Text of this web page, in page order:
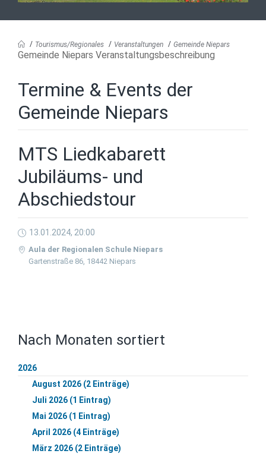
Tourismus/Regionales Veranstaltungen Gemeinde Niepars
Gemeinde Niepars Veranstaltungsbeschreibung
Termine & Events der
Gemeinde Niepars
MTS Liedkabarett
Jubiläums- und
Abschiedstour
13.01.2024, 20:00
Aula der Regionalen Schule Niepars
Gartenstraße 86, 18442 Niepars
Nach Monaten sortiert
2026
August 2026 (2 Einträge)
Juli 2026 (1 Eintrag)
Mai 2026 (1 Eintrag)
April 2026 (4 Einträge)
März 2026 (2 Einträge)